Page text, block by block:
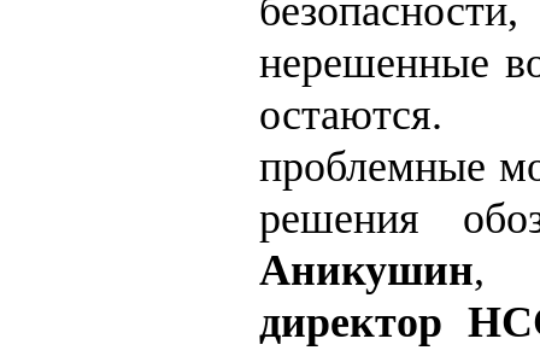
нерешенные
проблемные
решения
Аникушин
директор